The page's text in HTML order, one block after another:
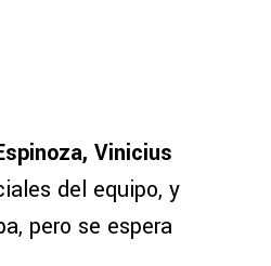
Vinicius
del equipo, y
pero se espera